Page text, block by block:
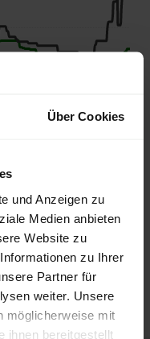
Über Cookies
und Anzeigen zu
Medien anbieten
Website zu
zu Ihrer
Partner für
weiter. Unsere
möglicherweise mit
ihnen bereitgestellt
2026
in Deutschland
Pelletspreise -Seite